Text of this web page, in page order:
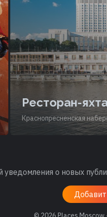
Ресторан-
Краснопресненская
уведомления о новых